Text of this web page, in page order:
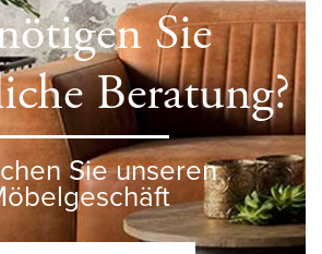
Sie
Beratung?
Sie unseren